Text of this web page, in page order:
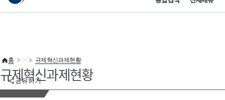
이 누리집은 대한민국 공식 전자정부 누리집입니다.
공유하기
홈 규제혁신과제현황
규제혁신과제현황